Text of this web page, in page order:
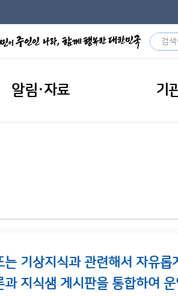
알림·자료 기
기상지식과 관련해서 자유롭
과 지식샘 게시판을 통합하여